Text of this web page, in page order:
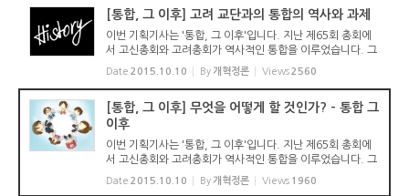
[통합, 그 이후] 고려 교단과의 통합의 역사와 과제
이번 기획기사는 '통합, 그 이후'입니다. 지난 제65회 총회에
서 고신총회와 고려총회가 역사적인 통합을 이루었습니다. 그
런데 이번 통합은 개교회 차원에서 교류를 시작하면서 서로의
고백과 신앙을 확인하다가 통합에 이른 것이 아니라 총회 임원
Date 2015.10.10 By 개혁정론 Views2560
[통합, 그 이후] 무엇을 어떻게 할 것인가? - 통합 그
이후
이번 기획기사는 '통합, 그 이후'입니다. 지난 제65회 총회에
서 고신총회와 고려총회가 역사적인 통합을 이루었습니다. 그
런데 이번 통합은 개교회 차원에서 교류를 시작하면서 서로의
고백과 신앙을 확인하다가 통합에 이른 것이 아니라 총회 임원
Date 2015.10.10 By 개혁정론 Views 1960